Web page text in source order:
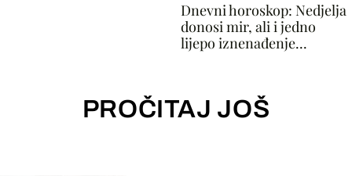
Dnevni horoskop: Nedjelja
donosi mir, ali i jedno
lijepo iznenađenje...
PROČITAJ JOŠ